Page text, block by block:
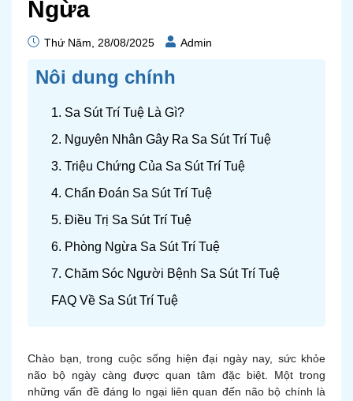
Ngừa
Thứ Năm, 28/08/2025 Admin
Nôi dung chính
1. Sa Sút Trí Tuệ Là Gì?
2. Nguyên Nhân Gây Ra Sa Sút Trí Tuệ
3. Triệu Chứng Của Sa Sút Trí Tuệ
4. Chẩn Đoán Sa Sút Trí Tuệ
5. Điều Trị Sa Sút Trí Tuệ
6. Phòng Ngừa Sa Sút Trí Tuệ
7. Chăm Sóc Người Bệnh Sa Sút Trí Tuệ
FAQ Về Sa Sút Trí Tuệ
Chào bạn, trong cuộc sống hiện đại ngày nay, sức khỏe
não bộ ngày càng được quan tâm đặc biệt. Một trong
những vấn đề đáng lo ngại liên quan đến não bộ chính là